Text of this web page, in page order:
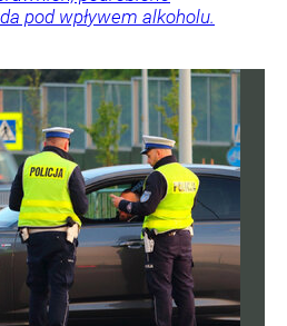
pod wpływem alkoholu.